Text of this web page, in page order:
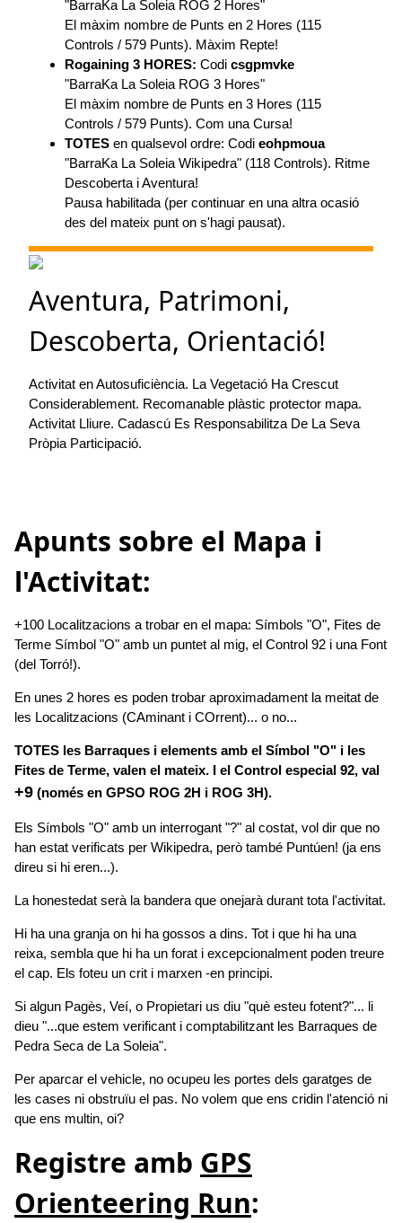
"BarraKa La Soleia ROG 2 Hores"
El màxim nombre de Punts en 2 Hores (115
Controls / 579 Punts). Màxim Repte!
Rogaining 3 HORES: Codi csgpmvke
"BarraKa La Soleia ROG 3 Hores"
El màxim nombre de Punts en 3 Hores (115
Controls / 579 Punts). Com una Cursa!
TOTES en qualsevol ordre: Codi eohpmoua
"BarraKa La Soleia Wikipedra" (118 Controls). Ritme
Descoberta i Aventura!
Pausa habilitada (per continuar en una altra ocasió
des del mateix punt on s'hagi pausat).
Aventura, Patrimoni,
Descoberta, Orientació!
Activitat en Autosuficiència. La Vegetació Ha Crescut
Considerablement. Recomanable plàstic protector mapa.
Activitat Lliure. Cadascú Es Responsabilitza De La Seva
Pròpia Participació.
Apunts sobre el Mapa i
l'Activitat:
+100 Localitzacions a trobar en el mapa: Símbols "O", Fites de
Terme Símbol "O" amb un puntet al mig, el Control 92 i una Font
(del Torró!).
En unes 2 hores es poden trobar aproximadament la meitat de
les Localitzacions (CAminant i COrrent)... o no...
TOTES les Barraques i elements amb el Símbol "O" i les
Fites de Terme, valen el mateix. I el Control especial 92, val
+9 (només en GPSO ROG 2H i ROG 3H).
Els Símbols "O" amb un interrogant "?" al costat, vol dir que no
han estat verificats per Wikipedra, però també Puntúen! (ja ens
direu si hi eren...).
La honestedat serà la bandera que onejarà durant tota l'activitat.
Hi ha una granja on hi ha gossos a dins. Tot i que hi ha una
reixa, sembla que hi ha un forat i excepcionalment poden treure
el cap. Els foteu un crit i marxen -en principi.
Si algun Pagès, Veí, o Propietari us diu "què esteu fotent?"... li
dieu "...que estem verificant i comptabilitzant les Barraques de
Pedra Seca de La Soleia".
Per aparcar el vehicle, no ocupeu les portes dels garatges de
les cases ni obstruïu el pas. No volem que ens cridin l'atenció ni
que ens multin, oi?
Registre amb GPS
Orienteering Run: